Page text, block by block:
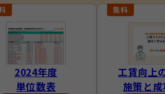
2024年度
単位数表
工賃向上
施策と